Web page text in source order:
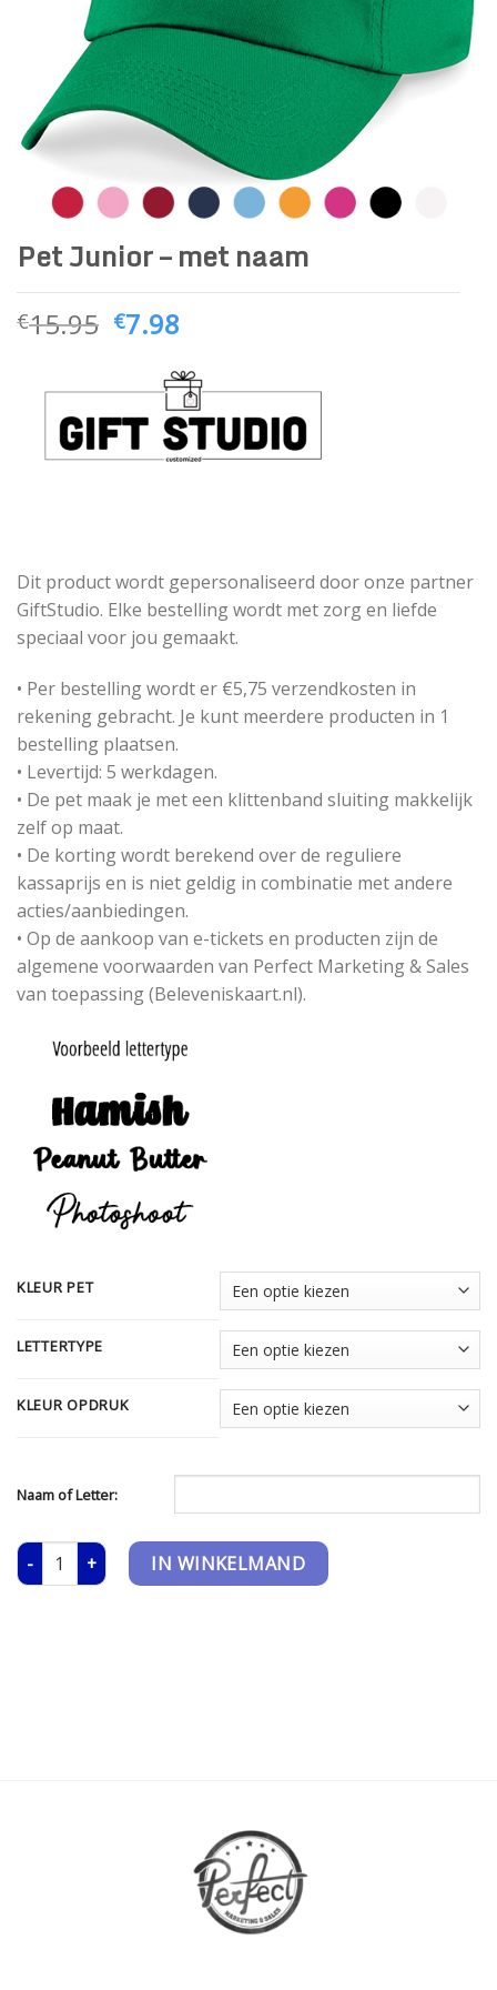
Pet Junior – met naam
€15.95 €7.98
Dit product wordt gepersonaliseerd door onze partner
GiftStudio. Elke bestelling wordt met zorg en liefde
speciaal voor jou gemaakt.
• Per bestelling wordt er €5,75 verzendkosten in
rekening gebracht. Je kunt meerdere producten in 1
bestelling plaatsen.
• Levertijd: 5 werkdagen.
• De pet maak je met een klittenband sluiting makkelijk
zelf op maat.
• De korting wordt berekend over de reguliere
kassaprijs en is niet geldig in combinatie met andere
acties/aanbiedingen.
• Op de aankoop van e-tickets en producten zijn de
algemene voorwaarden van Perfect Marketing & Sales
van toepassing (Beleveniskaart.nl).
KLEUR PET
LETTERTYPE
KLEUR OPDRUK
Naam of Letter:
Pet Junior - met naam aantalIN WINKELMAND